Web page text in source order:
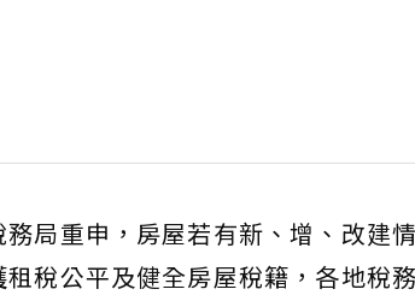
務局重申，房屋若有新、增、改建
租稅公平及健全房屋稅籍，各地稅